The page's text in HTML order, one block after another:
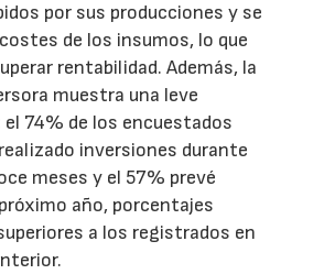
por sus producciones y se
de los insumos, lo que
rentabilidad. Además, la
muestra una leve
el 74% de los encuestados
inversiones durante
meses y el 57% prevé
año, porcentajes
a los registrados en